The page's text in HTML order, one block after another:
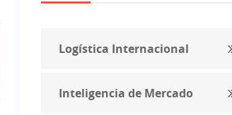
Logística Internacional
Inteligencia de Mercado